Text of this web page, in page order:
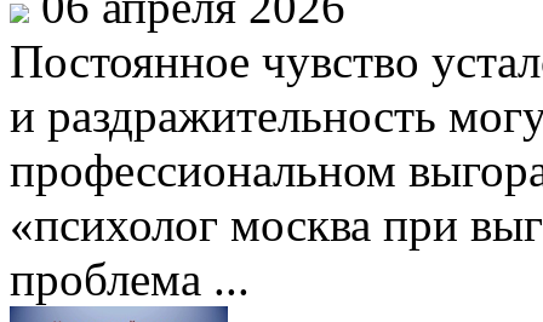
Постоянное чувство
и раздражительность
профессиональном
«психолог москва при
проблема ...